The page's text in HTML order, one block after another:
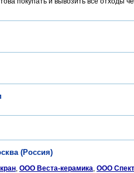
(Россия)
, ООО Веста-керамика, ООО